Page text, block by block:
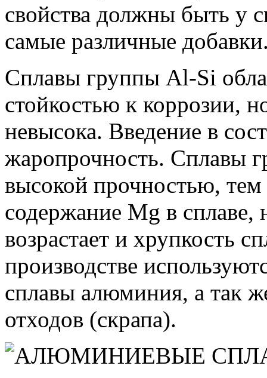
свойства должны быть у
самые различные
Сплавы группы Al-Si
стойкостью к коррозии,
невысока. Введение в
жаропрочность. Сплавы
высокой прочностью,
содержание Mg в
возрастает и хрупкость
производстве
сплавы алюминия, а так
отходов (скрапа).